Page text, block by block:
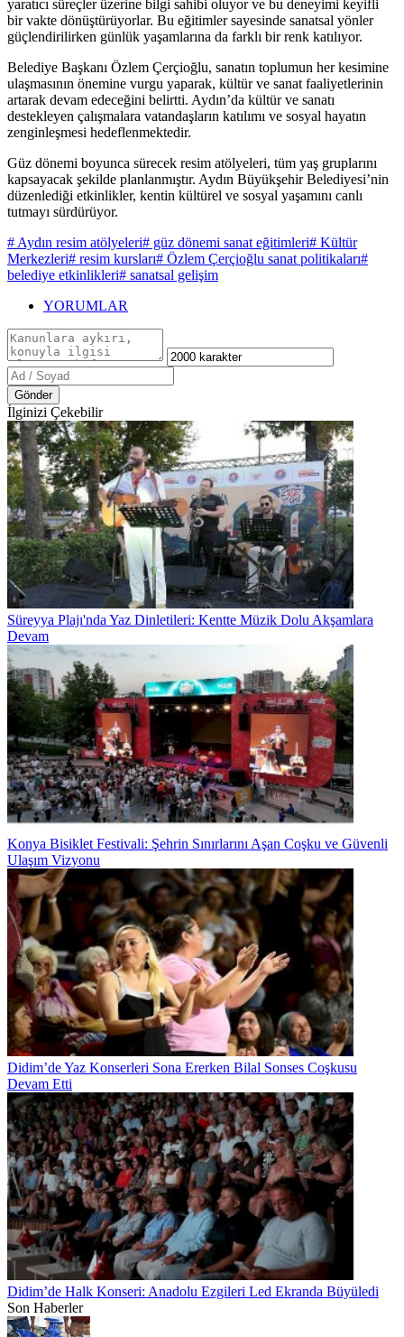
yaratıcı süreçler üzerine bilgi sahibi oluyor ve bu deneyimi keyifli
bir vakte dönüştürüyorlar. Bu eğitimler sayesinde sanatsal yönler
güçlendirilirken günlük yaşamlarına da farklı bir renk katılıyor.
Belediye Başkanı Özlem Çerçioğlu, sanatın toplumun her kesimine
ulaşmasının önemine vurgu yaparak, kültür ve sanat faaliyetlerinin
artarak devam edeceğini belirtti. Aydın’da kültür ve sanatı
destekleyen çalışmalara vatandaşların katılımı ve sosyal hayatın
zenginleşmesi hedeflenmektedir.
Güz dönemi boyunca sürecek resim atölyeleri, tüm yaş gruplarını
kapsayacak şekilde planlanmıştır. Aydın Büyükşehir Belediyesi’nin
düzenlediği etkinlikler, kentin kültürel ve sosyal yaşamını canlı
tutmayı sürdürüyor.
# Aydın resim atölyeleri# güz dönemi sanat eğitimleri# Kültür
Merkezleri# resim kursları# Özlem Çerçioğlu sanat politikaları#
belediye etkinlikleri# sanatsal gelişim
YORUMLAR
Gönder
İlginizi Çekebilir
Süreyya Plajı'nda Yaz Dinletileri: Kentte Müzik Dolu Akşamlara
Devam
Konya Bisiklet Festivali: Şehrin Sınırlarını Aşan Coşku ve Güvenli
Ulaşım Vizyonu
Didim’de Yaz Konserleri Sona Ererken Bilal Sonses Coşkusu
Devam Etti
Didim’de Halk Konseri: Anadolu Ezgileri Led Ekranda Büyüledi
Son Haberler